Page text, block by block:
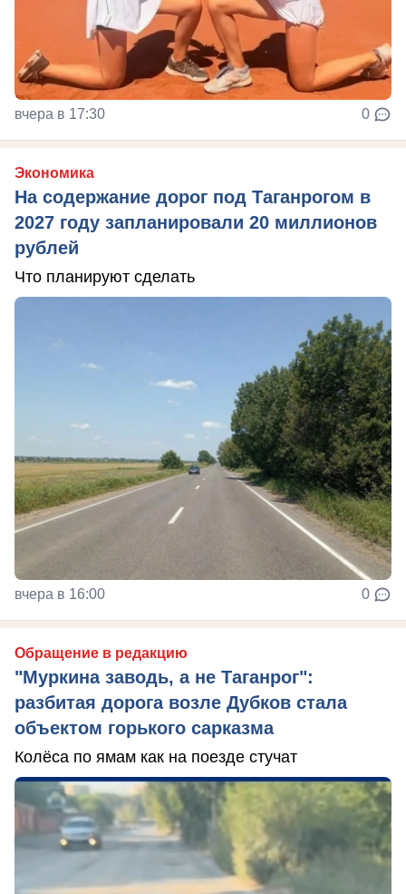
вчера в 17:30 0
Экономика
На содержание дорог под Таганрогом в
2027 году запланировали 20 миллионов
рублей
Что планируют сделать
вчера в 16:00 0
Обращение в редакцию
"Муркина заводь, а не Таганрог":
разбитая дорога возле Дубков стала
объектом горького сарказма
Колёса по ямам как на поезде стучат